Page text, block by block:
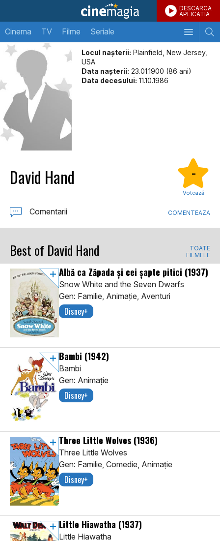
DESCARCA
APLICATIA
Cinema TV Filme Seriale
Locul naşterii: Plainfield, New Jersey,
USA
Data naşterii: 23.01.1900 (86 ani)
Data decesului: 11.10.1986
David Hand -
Votează
Comentarii COMENTEAZA
Best of David Hand
TOATE
FILMELE
Albă ca Zăpada și cei șapte pitici (1937)
Snow White and the Seven Dwarfs
Gen: Familie, Animaţie, Aventuri
Disney+
Bambi (1942)
Bambi
Gen: Animaţie
Disney+
Three Little Wolves (1936)
Three Little Wolves
Gen: Familie, Comedie, Animaţie
Disney+
Little Hiawatha (1937)
Little Hiawatha